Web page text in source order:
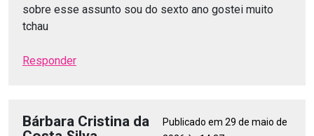
sobre esse assunto sou do sexto ano gostei muito
tchau
Responder
Bárbara Cristina da
Publicado em 29 de maio de